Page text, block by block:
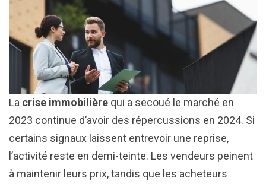
La crise immobilière qui a secoué le marché en
2023 continue d’avoir des répercussions en 2024. Si
certains signaux laissent entrevoir une reprise,
l’activité reste en demi-teinte. Les vendeurs peinent
à maintenir leurs prix, tandis que les acheteurs